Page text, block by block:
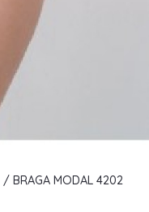
/ BRAGA MODAL 4202